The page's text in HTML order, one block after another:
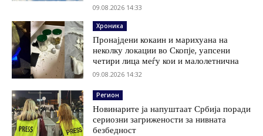
09.08.2026 14:33
Хроника
Пронајдени кокаин и марихуана на
неколку локации во Скопје, уапсени
четири лица меѓу кои и малолетнична
09.08.2026 14:32
Регион
Новинарите ја напуштаат Србија поради
сериозни загрижености за нивната
безбедност